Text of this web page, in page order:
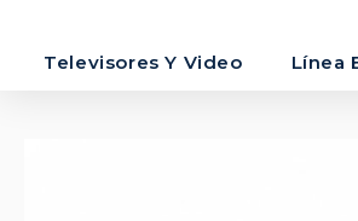
Televisores Y Video Línea